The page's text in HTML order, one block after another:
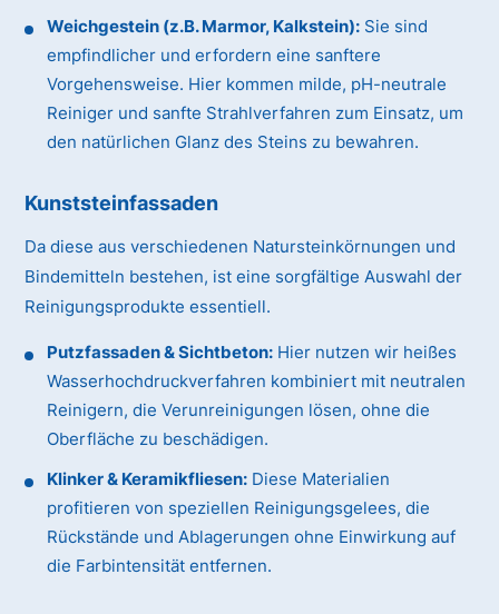
Weichgestein (z.B. Marmor, Kalkstein): Sie sind
empfindlicher und erfordern eine sanftere
Vorgehensweise. Hier kommen milde, pH-neutrale
Reiniger und sanfte Strahlverfahren zum Einsatz, um
den natürlichen Glanz des Steins zu bewahren.
Kunststeinfassaden
Da diese aus verschiedenen Natursteinkörnungen und
Bindemitteln bestehen, ist eine sorgfältige Auswahl der
Reinigungsprodukte essentiell.
Putzfassaden & Sichtbeton: Hier nutzen wir heißes
Wasserhochdruckverfahren kombiniert mit neutralen
Reinigern, die Verunreinigungen lösen, ohne die
Oberfläche zu beschädigen.
Klinker & Keramikfliesen: Diese Materialien
profitieren von speziellen Reinigungsgelees, die
Rückstände und Ablagerungen ohne Einwirkung auf
die Farbintensität entfernen.